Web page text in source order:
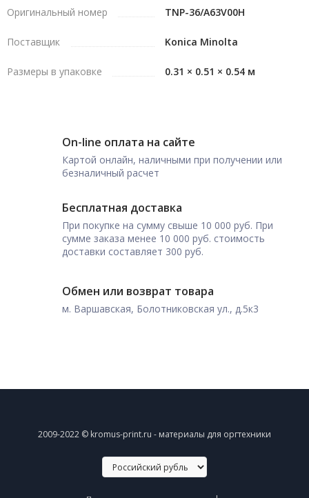
Оригинальный номер TNP-36/A63V00H
Поставщик Konica Minolta
Размеры в упаковке 0.31 × 0.51 × 0.54 м
On-line оплата на сайте
Картой онлайн, наличными при получении или
безналичный расчет
Бесплатная доставка
При покупке на сумму свыше 10 000 руб. При
сумме заказа менее 10 000 руб. стоимость
доставки составляет 300 руб.
Обмен или возврат товара
м. Варшавская, Болотниковская ул., д.5к3
2009-2022 © kromus-print.ru - материалы для оргтехники